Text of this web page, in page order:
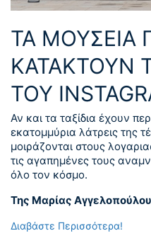
ΤΑ ΜΟΥΣΕΙΑ
ΚΑΤΑΚΤΟΥΝ
ΤΟΥ
Αν και τα ταξίδια έχουν
εκατομμύρια λάτρεις της
μοιράζονται στους
τις αγαπημένες τους
όλο τον κόσμο.
Της Μαρίας Αγγελοπούλου
Διαβάστε Περισσότερα!